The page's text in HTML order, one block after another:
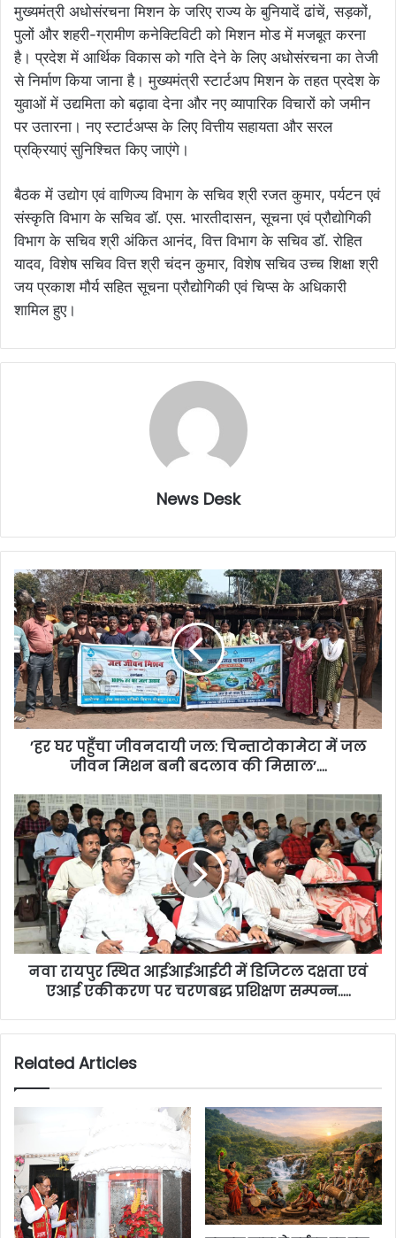
मुख्यमंत्री अधोसंरचना मिशन के जरिए राज्य के बुनियादें ढांचें, सड़कों,
पुलों और शहरी-ग्रामीण कनेक्टिविटी को मिशन मोड में मजबूत करना
है। प्रदेश में आर्थिक विकास को गति देने के लिए अधोसंरचना का तेजी
से निर्माण किया जाना है। मुख्यमंत्री स्टार्टअप मिशन के तहत प्रदेश के
युवाओं में उद्यमिता को बढ़ावा देना और नए व्यापारिक विचारों को जमीन
पर उतारना। नए स्टार्टअप्स के लिए वित्तीय सहायता और सरल
प्रक्रियाएं सुनिश्चित किए जाएंगे।
बैठक में उद्योग एवं वाणिज्य विभाग के सचिव श्री रजत कुमार, पर्यटन एवं
संस्कृति विभाग के सचिव डॉ. एस. भारतीदासन, सूचना एवं प्रौद्योगिकी
विभाग के सचिव श्री अंकित आनंद, वित्त विभाग के सचिव डॉ. रोहित
यादव, विशेष सचिव वित्त श्री चंदन कुमार, विशेष सचिव उच्च शिक्षा श्री
जय प्रकाश मौर्य सहित सूचना प्रौद्योगिकी एवं चिप्स के अधिकारी
शामिल हुए।
News Desk
’हर घर पहुँचा जीवनदायी जल: चिन्ताटोकामेटा में जल
जीवन मिशन बनी बदलाव की मिसाल’….
नवा रायपुर स्थित आईआईआईटी में डिजिटल दक्षता एवं
एआई एकीकरण पर चरणबद्ध प्रशिक्षण सम्पन्न…..
Related Articles